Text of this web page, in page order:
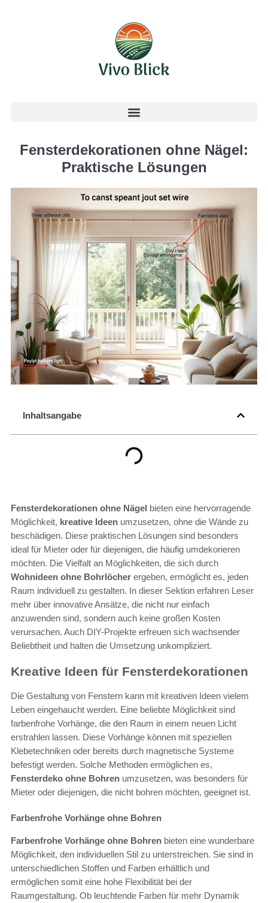
Fensterdekorationen ohne Nägel:
Praktische Lösungen
Inhaltsangabe
Fensterdekorationen ohne Nägel bieten eine hervorragende
Möglichkeit, kreative Ideen umzusetzen, ohne die Wände zu
beschädigen. Diese praktischen Lösungen sind besonders
ideal für Mieter oder für diejenigen, die häufig umdekorieren
möchten. Die Vielfalt an Möglichkeiten, die sich durch
Wohnideen ohne Bohrlöcher ergeben, ermöglicht es, jeden
Raum individuell zu gestalten. In dieser Sektion erfahren Leser
mehr über innovative Ansätze, die nicht nur einfach
anzuwenden sind, sondern auch keine großen Kosten
verursachen. Auch DIY-Projekte erfreuen sich wachsender
Beliebtheit und halten die Umsetzung unkompliziert.
Kreative Ideen für Fensterdekorationen
Die Gestaltung von Fenstern kann mit kreativen Ideen vielem
Leben eingehaucht werden. Eine beliebte Möglichkeit sind
farbenfrohe Vorhänge, die den Raum in einem neuen Licht
erstrahlen lassen. Diese Vorhänge können mit speziellen
Klebetechniken oder bereits durch magnetische Systeme
befestigt werden. Solche Methoden ermöglichen es,
Fensterdeko ohne Bohren umzusetzen, was besonders für
Mieter oder diejenigen, die nicht bohren möchten, geeignet ist.
Farbenfrohe Vorhänge ohne Bohren
Farbenfrohe Vorhänge ohne Bohren bieten eine wunderbare
Möglichkeit, den individuellen Stil zu unterstreichen. Sie sind in
unterschiedlichen Stoffen und Farben erhältlich und
ermöglichen somit eine hohe Flexibilität bei der
Raumgestaltung. Ob leuchtende Farben für mehr Dynamik